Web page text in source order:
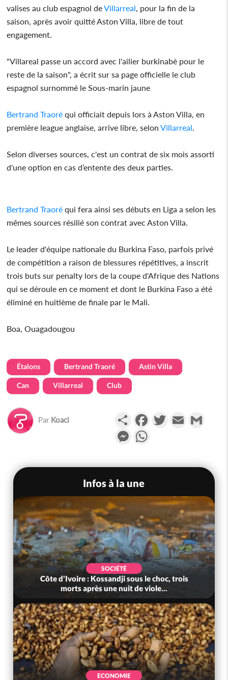
valises au club espagnol deVillarreal, pour la fin de la
saison, après avoir quitté Aston Villa, libre de tout
engagement.
"Villareal passe un accord avec l'ailier burkinabè pour le
reste de la saison", a écrit sur sa page officielle le club
espagnol surnommé le Sous-marin jaune
Bertrand Traoré qui officiait depuis lors à Aston Villa, en
première league anglaise, arrive libre, selonVillarreal.
Selon diverses sources, c'est un contrat de six mois assorti
d'une option en cas d’entente des deux parties.
Bertrand Traoré qui fera ainsi ses débuts en Liga a selon les
mêmes sources résilié son contrat avec Aston Villa.
Le leader d'équipe nationale du Burkina Faso, parfois privé
de compétition a raison de blessures répétitives, a inscrit
trois buts sur penalty lors de la coupe d'Afrique des Nations
qui se déroule en ce moment et dont le Burkina Faso a été
éliminé en huitième de finale par le Mali.
Boa, Ouagadougou
Étalons Bertrand Traoré Astin Villa
Can Villarreal Club
Par Koaci PartagerFacebookTwitterEmail
Messenger
Infos à la une
SOCIÉTÉ
Côte d'Ivoire : Kossandji sous le choc, trois
morts après une nuit de viole...
ECONOMIE